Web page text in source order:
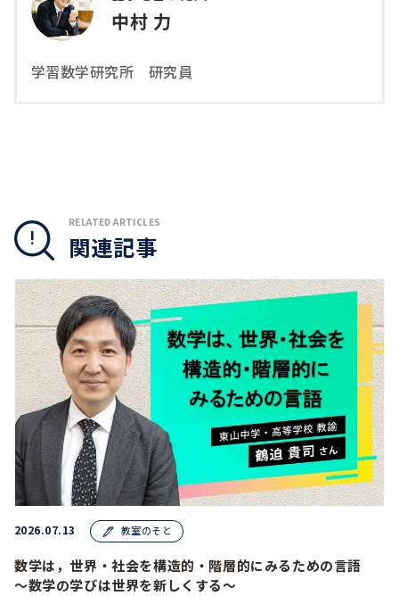
中村 力
学習数学研究所 研究員
RELATED ARTICLES
関連記事
2026.07.13 教室のそと
数学は，世界・社会を構造的・階層的にみるための言語
～数学の学びは世界を新しくする～